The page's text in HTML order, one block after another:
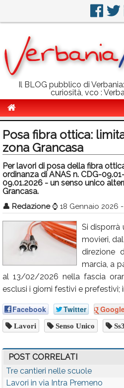
Il BLOG pubblico di
curiosità, vco :
Politica
Sport
Eventi
Calendario
Annunci
Posa fibra ottica:
zona Grancasa
Per lavori di posa della fibra
ordinanza di ANAS n. CDG-
09.01.2026 - un senso unico
Grancasa.
👤 Redazione ⌚ 18 Gennaio 2026 -
Si disporrà
movieri,
direzione
marcia, a
al 13/02/2026 nella fascia
esclusi i giorni festivi e prefestivi;
Facebook Twitter
Lavori Senso Unico
POST CORRELATI
Tre cantieri nelle scuole
Lavori in via Intra Premeno